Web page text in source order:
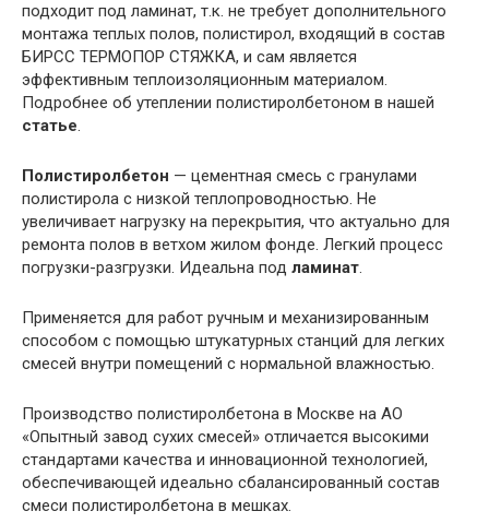
подходит под ламинат, т.к. не требует дополнительного
монтажа теплых полов, полистирол, входящий в состав
БИРСС ТЕРМОПОР СТЯЖКА, и сам является
эффективным теплоизоляционным материалом.
Подробнее об утеплении полистиролбетоном в нашей
статье.
Полистиролбетон — цементная смесь с гранулами
полистирола с низкой теплопроводностью. Не
увеличивает нагрузку на перекрытия, что актуально для
ремонта полов в ветхом жилом фонде. Легкий процесс
погрузки-разгрузки. Идеальна под ламинат.
Применяется для работ ручным и механизированным
способом с помощью штукатурных станций для легких
смесей внутри помещений с нормальной влажностью.
Производство полистиролбетона в Москве на АО
«Опытный завод сухих смесей» отличается высокими
стандартами качества и инновационной технологией,
обеспечивающей идеально сбалансированный состав
смеси полистиролбетона в мешках.